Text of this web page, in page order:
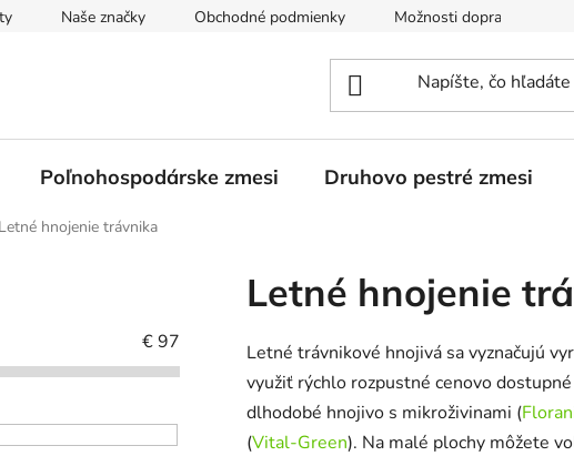
Naše značky Obchodné podmienky Možnosti dopravy
Poľnohospodárske zmesi Druhovo pestré zmesi
Letné hnojenie trávnika
€97
Letné hnojenie
Letné trávnikové hnojivá sa vyznačujú
využiť rýchlo rozpustné cenovo
dlhodobé hnojivo s mikroživinami (
(Vital-Green). Na malé plochy môžete